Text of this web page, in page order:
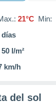
21°C Min:
días
50 l/m²
km/h
del sol